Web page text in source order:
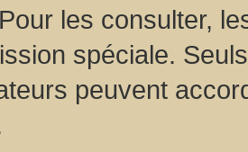
les consulter,
spéciale.
peuvent